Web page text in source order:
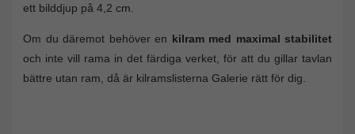
ett bilddjup på 4,2 cm.
Om du däremot behöver en kilram med maximal stabilitet
och inte vill rama in det färdiga verket, för att du gillar tavlan
bättre utan ram, då är kilramslisterna Galerie rätt för dig.